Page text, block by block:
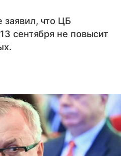
что ЦБ
сентября не повысит